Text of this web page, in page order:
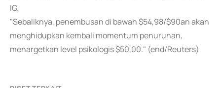
IG.
"Sebaliknya, penembusan di bawah $54,98/$90an akan
menghidupkan kembali momentum penurunan,
menargetkan level psikologis $50,00." (end/Reuters)